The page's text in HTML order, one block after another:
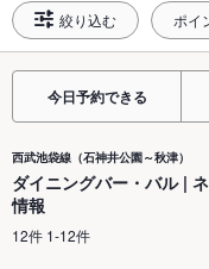
絞り込む ポイ
今日予約できる
西武池袋線（石神井公園～秋津）
ダイニングバー・バル |
情報
12件 1-12件